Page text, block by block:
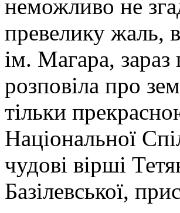
неможливо не
превелику жаль,
ім. Магара, зараз
розповіла про
тільки
Національної
чудові вірші
Базілевської,